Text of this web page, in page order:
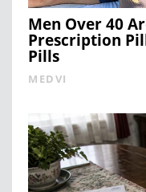
Men Over 40
Prescription
Pills
MEDVI